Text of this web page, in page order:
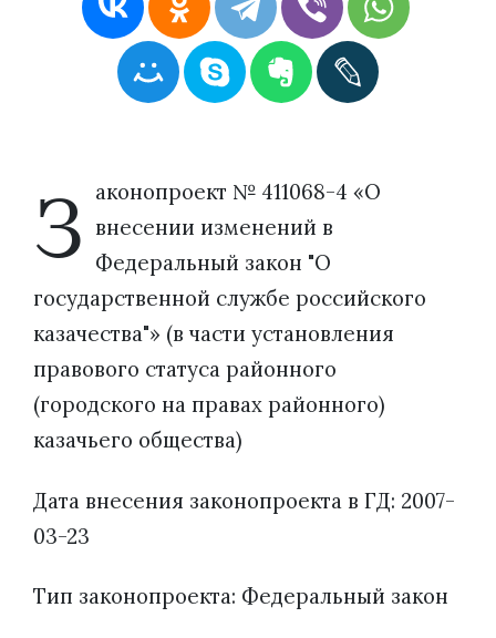
З аконопроект № 411068-4 «О
внесении изменений в
Федеральный закон "О
государственной службе российского
казачества"» (в части установления
правового статуса районного
(городского на правах районного)
казачьего общества)
Дата внесения законопроекта в ГД: 2007-
03-23
Тип законопроекта: Федеральный закон